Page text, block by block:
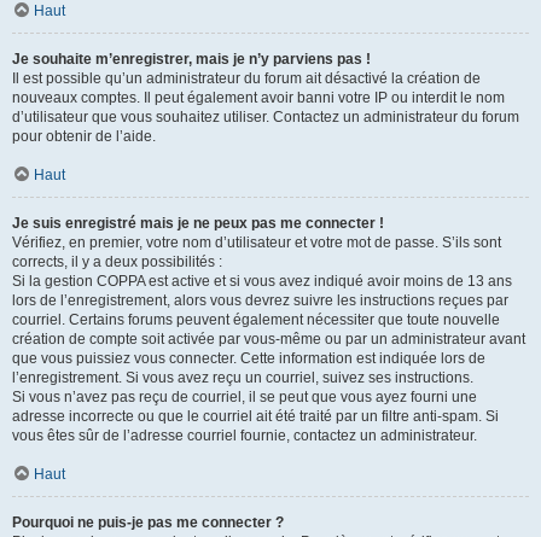
Haut
Je souhaite m’enregistrer, mais je n’y parviens pas !
Il est possible qu’un administrateur du forum ait désactivé la création de
nouveaux comptes. Il peut également avoir banni votre IP ou interdit le nom
d’utilisateur que vous souhaitez utiliser. Contactez un administrateur du forum
pour obtenir de l’aide.
Haut
Je suis enregistré mais je ne peux pas me connecter !
Vérifiez, en premier, votre nom d’utilisateur et votre mot de passe. S’ils sont
corrects, il y a deux possibilités :
Si la gestion COPPA est active et si vous avez indiqué avoir moins de 13 ans
lors de l’enregistrement, alors vous devrez suivre les instructions reçues par
courriel. Certains forums peuvent également nécessiter que toute nouvelle
création de compte soit activée par vous-même ou par un administrateur avant
que vous puissiez vous connecter. Cette information est indiquée lors de
l’enregistrement. Si vous avez reçu un courriel, suivez ses instructions.
Si vous n’avez pas reçu de courriel, il se peut que vous ayez fourni une
adresse incorrecte ou que le courriel ait été traité par un filtre anti-spam. Si
vous êtes sûr de l’adresse courriel fournie, contactez un administrateur.
Haut
Pourquoi ne puis-je pas me connecter ?